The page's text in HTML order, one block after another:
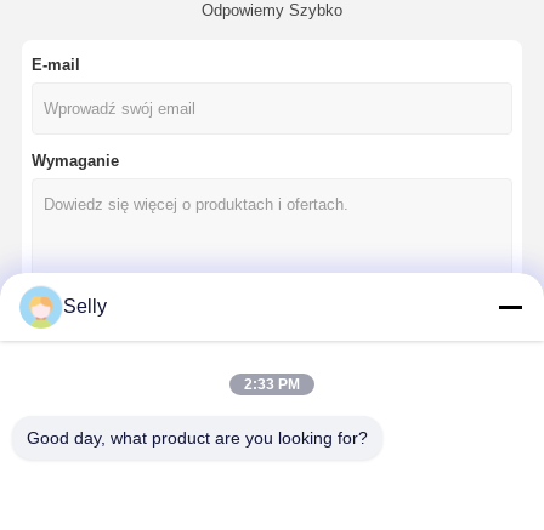
wiertarka z węglem stałym
Wiertła do broni
BTA Wykopywanie
wiertło
Odpowiemy Szybko
E-mail
Wymaganie
Nasze Kategorie
Selly
2:33 PM
Good day, what product are you looking for?